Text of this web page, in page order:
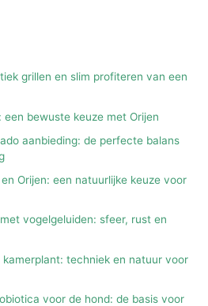
grillen en slim profiteren van een
bewuste keuze met Orijen
aanbieding: de perfecte balans
Orijen: een natuurlijke keuze voor
vogelgeluiden: sfeer, rust en
techniek en natuur voor
voor de hond: de basis voor